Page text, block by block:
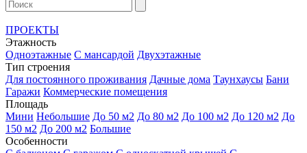
ПРОЕКТЫ
Этажность
Одноэтажные С мансардой Двухэтажные
Тип строения
Для постоянного проживания Дачные дома Таунхаусы Бани
Гаражи Коммерческие помещения
Площадь
Мини Небольшие До 50 м2 До 80 м2 До 100 м2 До 120 м2 До
150 м2 До 200 м2 Большие
Особенности